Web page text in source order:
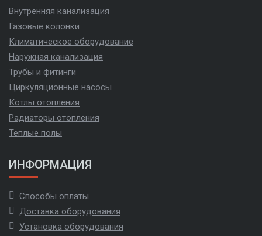
Внутренняя канализация
Газовые колонки
Климатическое оборудование
Наружная канализация
Трубы и фитинги
Циркуляционные насосы
Котлы отопления
Радиаторы отопления
Теплые полы
ИНФОРМАЦИЯ
Способы оплаты
Доставка оборудования
Установка оборудования